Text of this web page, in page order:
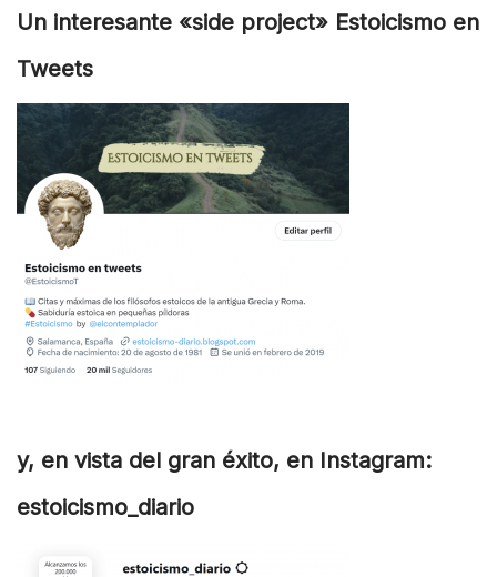
Un interesante «side project» Estoicismo en
Tweets
y, en vista del gran éxito, en Instagram:
estoicismo_diario